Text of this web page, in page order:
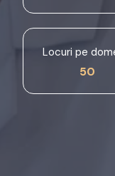
Locuri pe
50